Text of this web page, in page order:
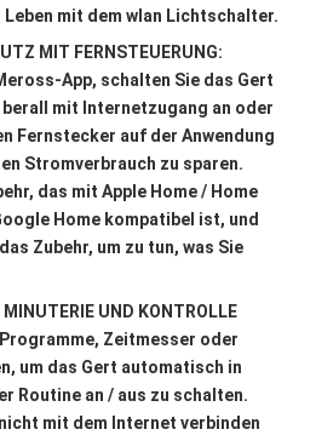
mit dem wlan Lichtschalter.
MIT FERNSTEUERUNG:
App, schalten Sie das Gert
berall mit Internetzugang an oder
Fernstecker auf der Anwendung
Stromverbrauch zu sparen.
das mit Apple Home / Home
Home kompatibel ist, und
Zubehr, um zu tun, was Sie
MINUTERIE UND KONTROLLE
Programme, Zeitmesser oder
um das Gert automatisch in
Routine an / aus zu schalten.
mit dem Internet verbinden